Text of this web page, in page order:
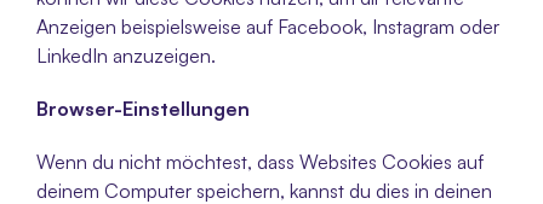
Anzeigen beispielsweise auf Facebook, Instagram oder
LinkedIn anzuzeigen.
Browser-Einstellungen
Wenn du nicht möchtest, dass Websites Cookies auf
deinem Computer speichern, kannst du dies in deinen